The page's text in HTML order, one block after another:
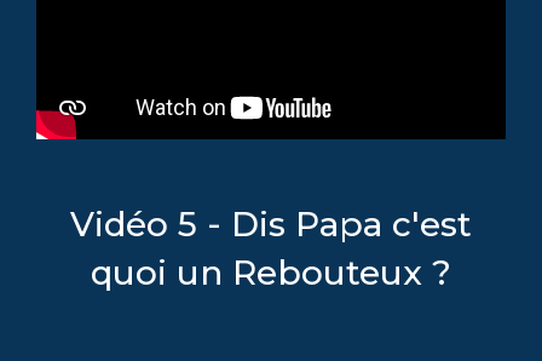
Vidéo 5 - Dis Papa c'est
quoi un Rebouteux ?